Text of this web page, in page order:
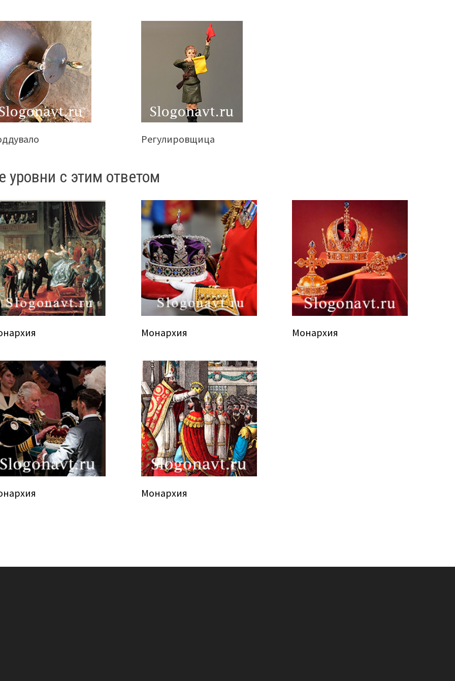
Регулировщица
уровни с этим ответом
Монархия Монархия
Монархия